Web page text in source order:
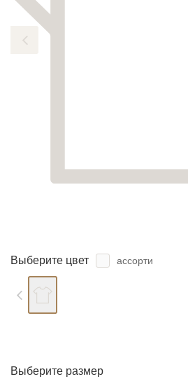
Выберите цвет ассорти
Выберите размер